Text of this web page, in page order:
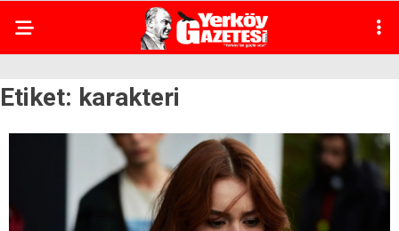
Etiket: karakteri